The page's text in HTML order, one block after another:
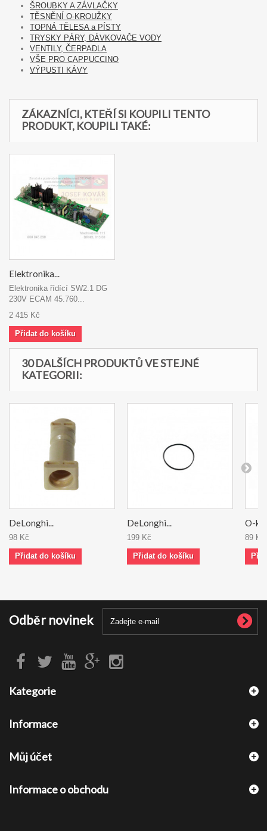
ŠROUBKY A ZÁVLAČKY
TĚSNĚNÍ O-KROUŽKY
TOPNÁ TĚLESA a PÍSTY
TRYSKY PÁRY, DÁVKOVAČE VODY
VENTILY, ČERPADLA
VŠE PRO CAPPUCCINO
VÝPUSTI KÁVY
ZÁKAZNÍCI, KTEŘÍ SI KOUPILI TENTO
PRODUKT, KOUPILI TAKÉ:
Elektronika...
Elektronika řídící SW2.1 DG
230V ECAM 45.760...
2 415 Kč
Přidat do košíku
30 DALŠÍCH PRODUKTŮ VE STEJNÉ
KATEGORII:
DeLonghi...
98 Kč
Přidat do košíku
DeLonghi...
199 Kč
Přidat do košíku
O-
89 Kč
Odběr novinek
Kategorie
Informace
Můj účet
Informace o obchodu